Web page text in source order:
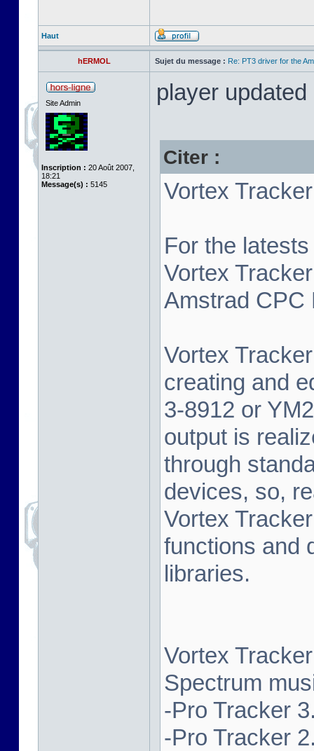
Haut
hERMOL Sujet du message : Re: PT3 driver for the
Site Admin
Inscription : 20 Août 2007,
18:21
Message(s) : 5145
player
Citer :
Vortex
For the
Vortex
Amstrad CPC
Vortex
creating and
3-8912 or
output is
through
devices, so,
Vortex
functions and
libraries.
Vortex
Spectrum
-Pro Tracker
-Pro Tracker